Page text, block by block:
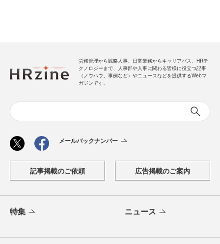
労務管理から戦略人事、日常業務からキャリアパス、HRテ
クノロジーまで、人事部や人事に関わる皆様に役立つ記事
（ノウハウ、事例など）やニュースなどを提供するWebマ
ガジンです。
メールバックナンバー
記事掲載のご依頼 広告掲載のご案内
特集 ニュース